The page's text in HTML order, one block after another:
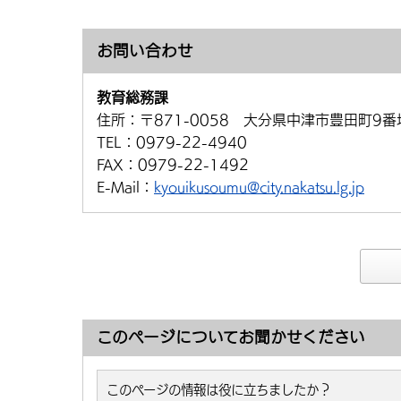
お問い合わせ
教育総務課
住所： 〒871-0058 大分県中津市豊田町9番
TEL： 0979-22-4940
FAX： 0979-22-1492
E-Mail： kyouikusoumu@city.nakatsu.lg.jp
このページについてお聞かせください